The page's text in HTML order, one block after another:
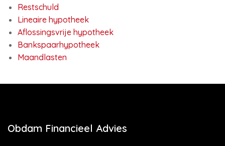
Restschuld
Lineaire hypotheek
Aflossingsvrije hypotheek
Bankspaarhypotheek
Maandlasten
Obdam Financieel Advies